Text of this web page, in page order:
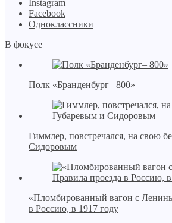
Instagram
Facebook
Одноклассники
В фокусе
Полк «Бранденбург– 800»
Гиммлер, повстречался, на свою
Сидоровым
«Пломбированный вагон с
в Россию, в 1917 году